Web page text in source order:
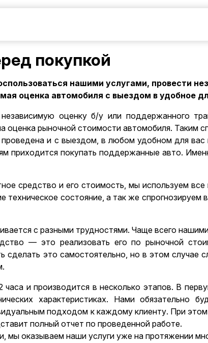
покупкой
нашими услугами, провести
оценка автомобиля с выездом в удобное
оценку б/у или поддержанного
оценка рыночной стоимости автомобиля. Таким
и с выездом, в любом удобном для
приходится покупать поддержанные авто.
средство и его стоимость, мы используем
техническое состояние, а так же
с разными трудностями. Чаще всего
— это реализовать его по рыночной
сделать это самостоятельно, но в этом
часа и производится в несколько этапов. В
характеристиках. Нами обязательно
подходом к каждому клиенту. При
полный отчет по проведенной работе.
оказываем наши услуги уже на протяжении